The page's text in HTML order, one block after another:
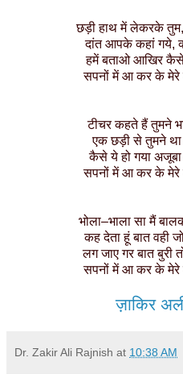
छड़ी हाथ में लेकरके
दांत आपके कहां गये,
हमें बताओ आखिर
सपनों में आ कर के मेरे
टीचर कहते हैं तुमने
एक छड़ी से तुमने था
कैसे ये हो गया
सपनों में आ कर के मेरे
भोला–भाला सा मैं
कह देता हूं बात वही
लग जाए गर बात बुरी
सपनों में आ कर के मेरे
ज़ाकिर
Dr. Zakir Ali Rajnish at 10:38 AM